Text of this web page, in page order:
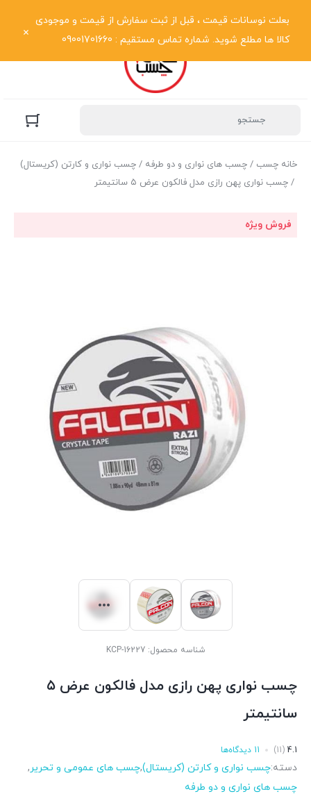
بعلت نوسانات قیمت ، قبل از ثبت سفارش از قیمت و موجودی
کالا ها مطلع شوید. شماره تماس مستقیم : 09001701660
خانه چسب / چسب های نواری و دو طرفه / چسب نواری و کارتن (کریستال)
/ چسب نواری پهن رازی مدل فالکون عرض ۵ سانتیمتر
فروش ویژه
شناسه محصول:KCP-16227
چسب نواری پهن رازی مدل فالکون عرض ۵
سانتیمتر
4.1
(11) 11 دیدگاه‌ها
دسته:چسب نواری و کارتن (کریستال),چسب های عمومی و تحریر,
چسب های نواری و دو طرفه